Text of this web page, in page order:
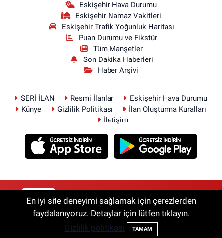
Eskişehir Hava Durumu
Eskişehir Namaz Vakitleri
Eskişehir Trafik Yoğunluk Haritası
Puan Durumu ve Fikstür
Tüm Manşetler
Son Dakika Haberleri
Haber Arşivi
SERİ İLAN Resmi İlanlar
Eskişehir Hava Durumu
Künye
Gizlilik Politikası
İlan Oluşturma Kuralları
İletişim
RSS Copyright © 2026. Her hakkı saklıdır.
Haber Yazılımı:TE Bilişim
En iyi site deneyimi sağlamak için çerezlerden
faydalanıyoruz. Detaylar için lütfen tıklayın.
Gizlilik politikası
TAMAM